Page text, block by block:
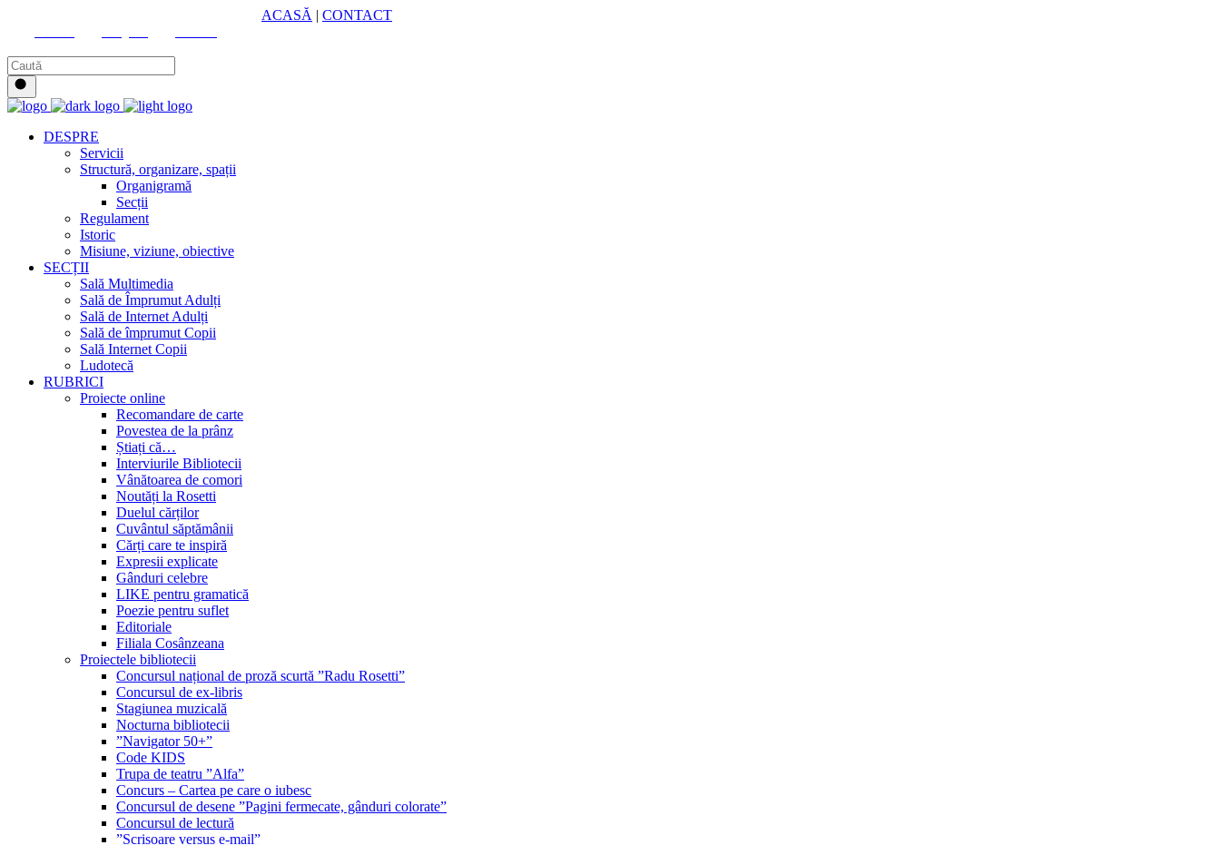
ACASĂ | CONTACT
DESPRE
Servicii
Structură, organizare, spații
Organigramă
Secții
Regulament
Istoric
Misiune, viziune, obiective
SECȚII
Sală Multimedia
Sală de Împrumut Adulți
Sală de Internet Adulți
Sală de împrumut Copii
Sală Internet Copii
Ludotecă
RUBRICI
Proiecte online
Recomandare de carte
Povestea de la prânz
Știați că…
Interviurile Bibliotecii
Vânătoarea de comori
Noutăți la Rosetti
Duelul cărților
Cuvântul săptămânii
Cărți care te inspiră
Expresii explicate
Gânduri celebre
LIKE pentru gramatică
Poezie pentru suflet
Editoriale
Filiala Cosânzeana
Proiectele bibliotecii
Concursul național de proză scurtă ”Radu Rosetti”
Concursul de ex-libris
Stagiunea muzicală
Nocturna bibliotecii
”Navigator 50+”
Code KIDS
Trupa de teatru ”Alfa”
Concurs – Cartea pe care o iubesc
Concursul de desene ”Pagini fermecate, gânduri colorate”
Concursul de lectură
”Scrisoare versus e-mail”